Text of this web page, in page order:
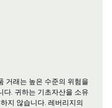
거래는 높은 수준의 위험을
다. 귀하는 기초자산을 소유
지 않습니다. 레버리지의